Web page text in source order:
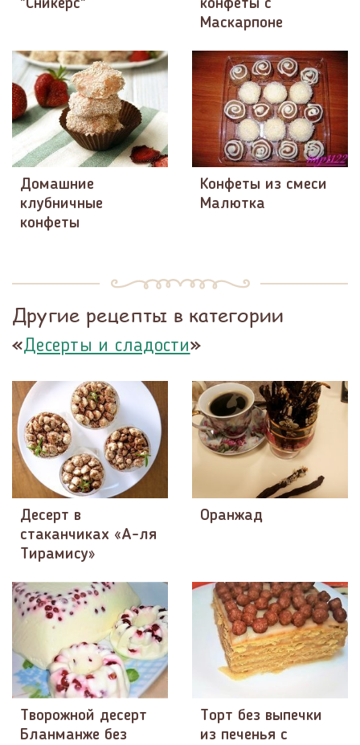
"Сникерс"
конфеты с
Маскарпоне
Домашние
клубничные
конфеты
Конфеты из смеси
Малютка
Другие рецепты в категории
«Десерты и сладости»
Десерт в
стаканчиках «А-ля
Тирамису»
Оранжад
Творожной десерт
Бланманже без
Торт без выпечки
из печенья с